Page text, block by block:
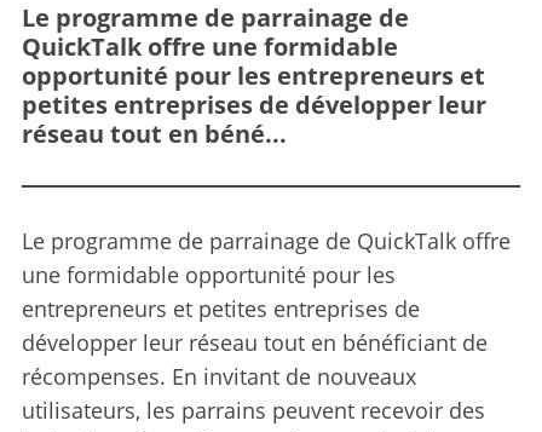
Le programme de parrainage de
QuickTalk offre une formidable
opportunité pour les entrepreneurs et
petites entreprises de développer leur
réseau tout en béné...
Le programme de parrainage de QuickTalk offre
une formidable opportunité pour les
entrepreneurs et petites entreprises de
développer leur réseau tout en bénéficiant de
récompenses. En invitant de nouveaux
utilisateurs, les parrains peuvent recevoir des